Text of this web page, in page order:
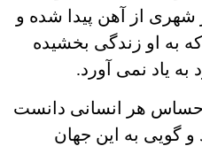
شهری از آهن پیدا شده و
به او زندگی بخشیده
یاد نمی آورد.
احساس هر انسانی دانست
گویی به این جهان